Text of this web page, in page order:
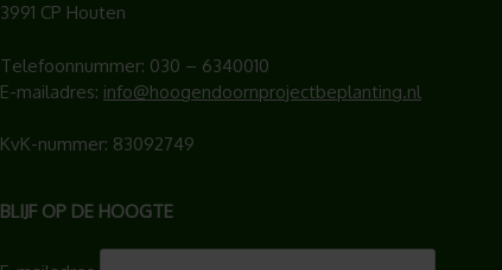
3991 CP Houten
Telefoonnummer: 030 – 6340010
E-mailadres: info@hoogendoornprojectbeplanting.nl
KvK-nummer: 83092749
BLIJF OP DE HOOGTE